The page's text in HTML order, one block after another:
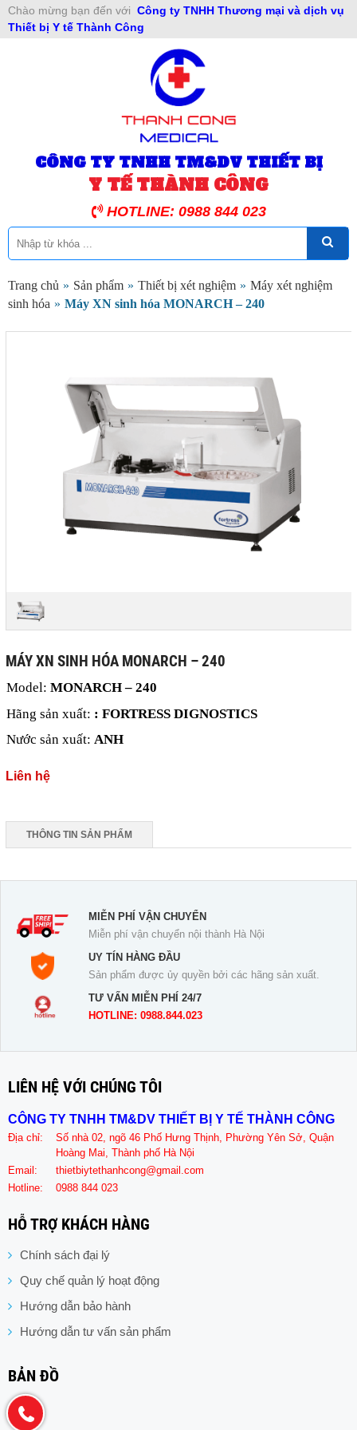
Chào mừng bạn đến với Công ty TNHH Thương mại và dịch vụ
Thiết bị Y tế Thành Công
CÔNG TY TNHH TM&DV THIẾT BỊ
Y TẾ THÀNH CÔNG
HOTLINE: 0988 844 023
Trang chủ » Sản phẩm » Thiết bị xét nghiệm » Máy xét nghiệm
sinh hóa » Máy XN sinh hóa MONARCH – 240
MÁY XN SINH HÓA MONARCH – 240
Model: MONARCH – 240
Hãng sản xuất: : FORTRESS DIGNOSTICS
Nước sản xuất: ANH
Liên hệ
THÔNG TIN SẢN PHẨM
MIỄN PHÍ VẬN CHUYỂN
Miễn phí vận chuyển nội thành Hà Nội
UY TÍN HÀNG ĐẦU
Sản phẩm được ủy quyền bởi các hãng sản xuất.
TƯ VẤN MIỄN PHÍ 24/7
HOTLINE: 0988.844.023
LIÊN HỆ VỚI CHÚNG TÔI
CÔNG TY TNHH TM&DV THIẾT BỊ Y TẾ THÀNH CÔNG
Địa chỉ:
Số nhà 02, ngõ 46 Phố Hưng Thịnh, Phường Yên Sở, Quận
Hoàng Mai, Thành phố Hà Nội
Email:
thietbiytethanhcong@gmail.com
Hotline:
0988 844 023
HỖ TRỢ KHÁCH HÀNG
Chính sách đại lý
Quy chế quản lý hoạt động
Hướng dẫn bảo hành
Hướng dẫn tư vấn sản phẩm
BẢN ĐỒ